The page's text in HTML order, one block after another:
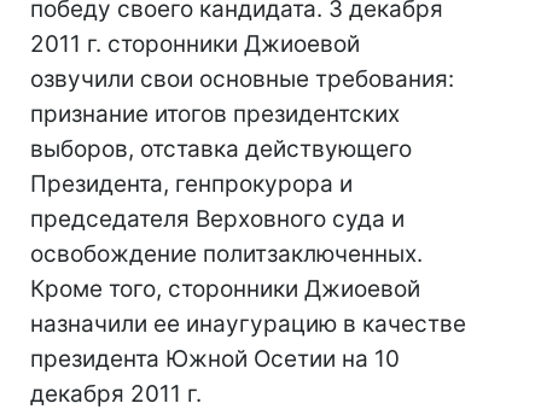
победу своего кандидата. 3 декабря
2011 г. сторонники Джиоевой
озвучили свои основные требования:
признание итогов президентских
выборов, отставка действующего
Президента, генпрокурора и
председателя Верховного суда и
освобождение политзаключенных.
Кроме того, сторонники Джиоевой
назначили ее инаугурацию в качестве
президента Южной Осетии на 10
декабря 2011 г.